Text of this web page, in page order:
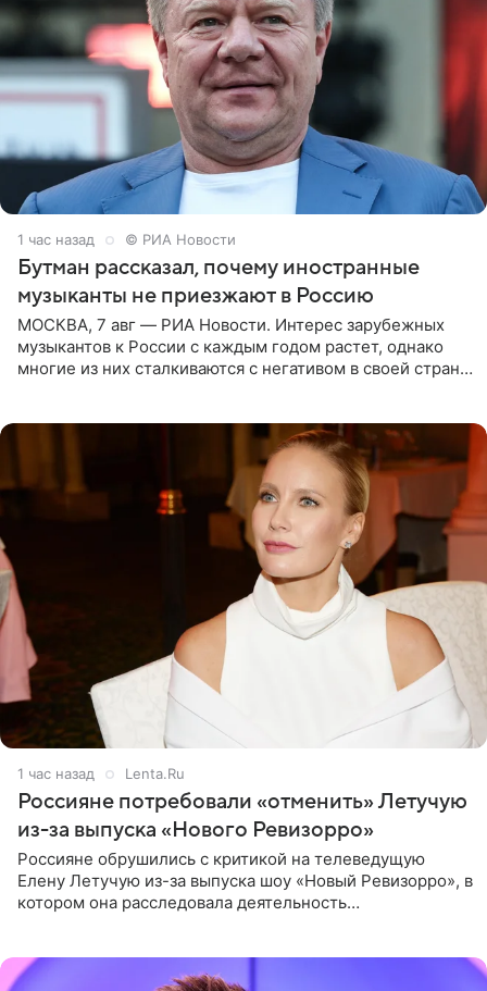
1 час назад © РИА Новости
Бутман рассказал, почему иностранные
музыканты не приезжают в Россию
МОСКВА, 7 авг — РИА Новости. Интерес зарубежных
музыкантов к России с каждым годом растет, однако
многие из них сталкиваются с негативом в своей стране
1 час назад Lenta.Ru
Россияне потребовали «отменить» Летучую
из-за выпуска «Нового Ревизорро»
Россияне обрушились с критикой на телеведущую
Елену Летучую из-за выпуска шоу «Новый Ревизорро», в
котором она расследовала деятельность